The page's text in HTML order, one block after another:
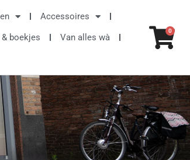
Accessoires
& boekjes
Van alles wà
0